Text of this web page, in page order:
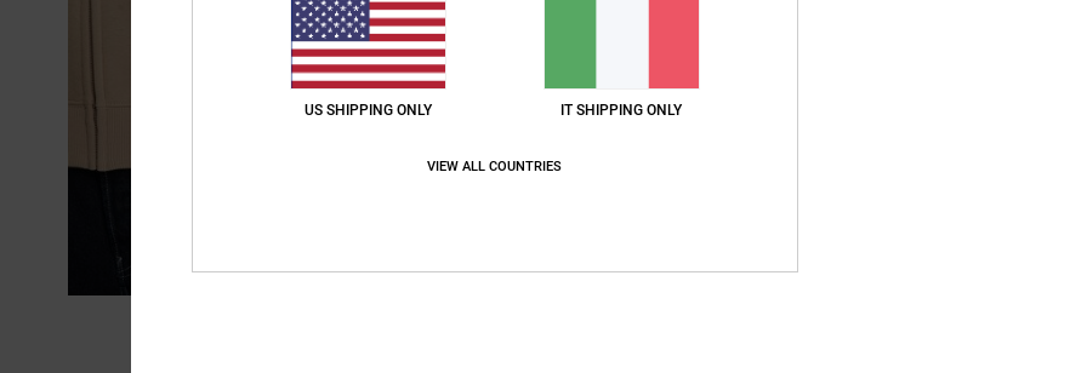
US SHIPPING ONLY IT SHIPPING ONLY
VIEW ALL COUNTRIES